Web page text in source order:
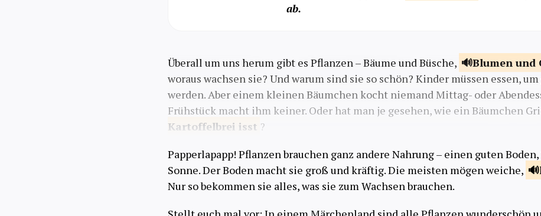
ab.
Überall um uns herum gibt es Pflanzen – Bäume und Büsche, Blumen und
woraus wachsen sie? Und warum sind sie so schön? Kinder müssen essen,
werden. Aber einem kleinen Bäumchen kocht niemand Mittag- oder
Frühstück macht ihm keiner. Oder hat man je gesehen, wie ein Bäumchen
Kartoffelbrei isst ?
Papperlapapp! Pflanzen brauchen ganz andere Nahrung – einen guten Boden,
Sonne. Der Boden macht sie groß und kräftig. Die meisten mögen weiche,
Nur so bekommen sie alles, was sie zum Wachsen brauchen.